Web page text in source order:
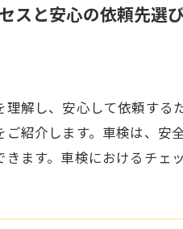
スと安心の依頼先選
理解し、安心して依頼する
ご紹介します。車検は、安
ます。車検におけるチェ